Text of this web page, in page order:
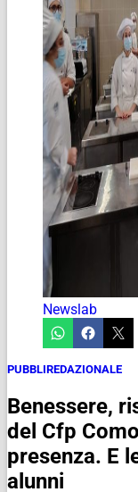
Newslab
PUBBLIREDAZIONALE
Benessere,
del Cfp
presenza. E
alunni